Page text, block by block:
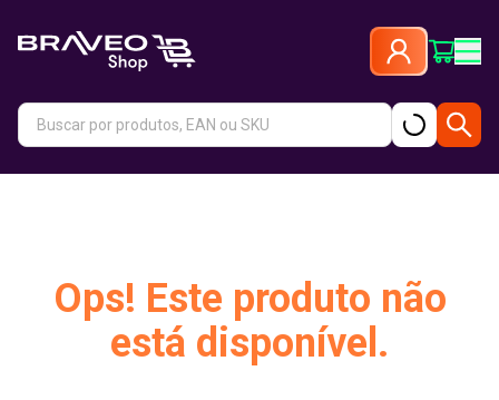
Ops! Este produto não
está disponível.